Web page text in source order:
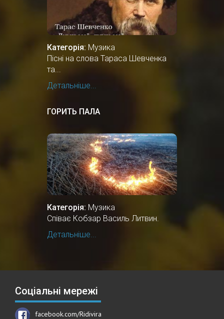
Категорія: Музика
Пісні на слова Тараса Шевченка
та...
Детальніше...
ГОРИТЬ ПАЛА
Категорія: Музика
Співає Кобзар Василь Литвин.
Детальніше...
Соціальні мережі
facebook.com/Ridivira